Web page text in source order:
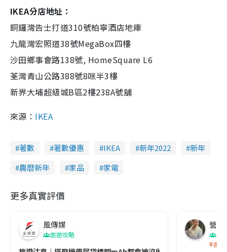
IKEA分店地址：
銅鑼灣告士打道310號柏寧酒店地庫
九龍灣宏照道38號MegaBox四樓
沙田鄉事會路138號, HomeSquare L6
荃灣青山公路388號8咪半3樓
新界大埔超級城B區2樓238A號舖
來源： IKEA
著數 著數優惠 IKEA 新年2022
新年
農曆新年
家品 家電
更多真實評價
風傳媒
旅遊攻略
營養
香港